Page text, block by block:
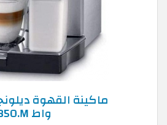
واط EC 850.M